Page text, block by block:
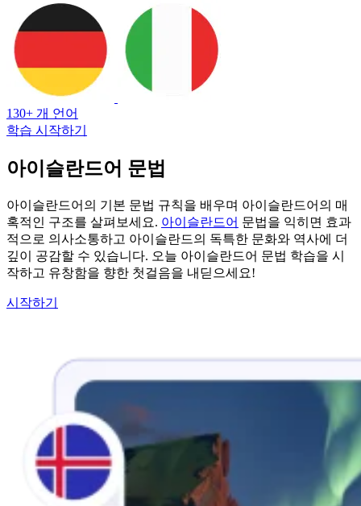
130+ 개 언어
학습 시작하기
아이슬란드어 문법
아이슬란드어의 기본 문법 규칙을 배우며 아이슬란드어의 매
혹적인 구조를 살펴보세요. 아이슬란드어 문법을 익히면 효과
적으로 의사소통하고 아이슬란드의 독특한 문화와 역사에 더
깊이 공감할 수 있습니다. 오늘 아이슬란드어 문법 학습을 시
작하고 유창함을 향한 첫걸음을 내딛으세요!
시작하기